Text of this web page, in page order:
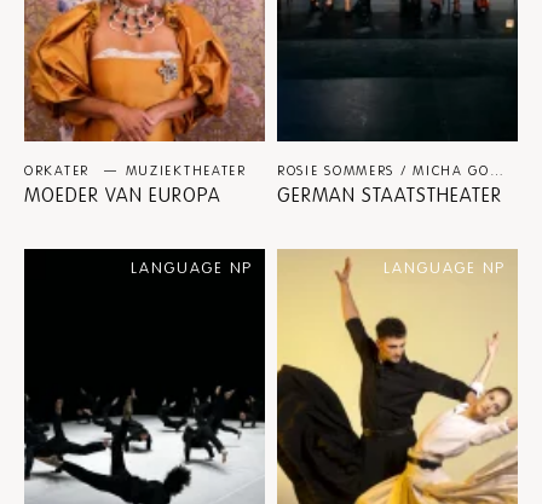
ORKATER MUZIEKTHEATER
MOEDER VAN EUROPA
ROSIE SOMMERS / MICHA GOLDBERG
GERMAN STAATSTHEATER
LANGUAGE NP LANGUAGE NP